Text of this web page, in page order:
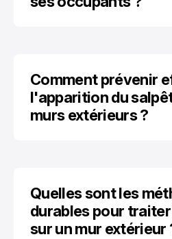
Comment prévenir
l'apparition du
murs extérieurs ?
Quelles sont les
durables pour
sur un mur extérieur